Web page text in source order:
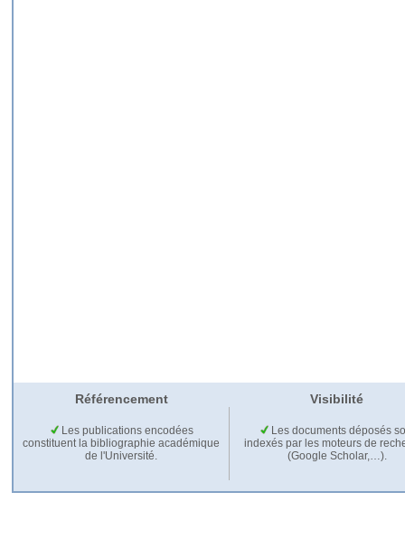
Référencement Visibilité
Les publications encodées
constituent la bibliographie académique
de l'Université.
Les documents déposés
indexés par les moteurs de
(Google Scholar,…).